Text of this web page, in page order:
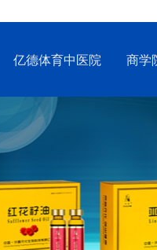
亿德体育中医院 商学